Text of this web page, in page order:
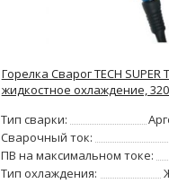
Горелка Сварог TECH SUPER
жидкостное охлаждение,
Тип сварки:
Сварочный ток:
ПВ на максимальном токе:
Тип охлаждения: